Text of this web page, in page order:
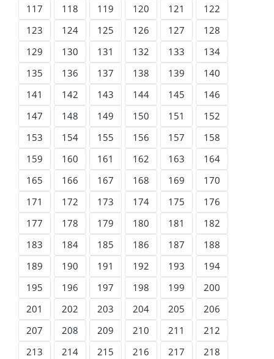
117
118 119 120 121
122
123
124 125 126 127
128
129
130 131 132 133
134
135
136 137 138 139
140
141
142 143 144 145
146
147
148 149 150 151
152
153
154 155 156 157
158
159
160 161 162 163
164
165
166 167 168 169
170
171
172 173 174 175
176
177
178 179 180 181
182
183
184 185 186 187
188
189
190 191 192 193
194
195
196 197 198 199
200
201
202 203 204 205
206
207
208 209 210 211
212
213
214 215 216 217
218